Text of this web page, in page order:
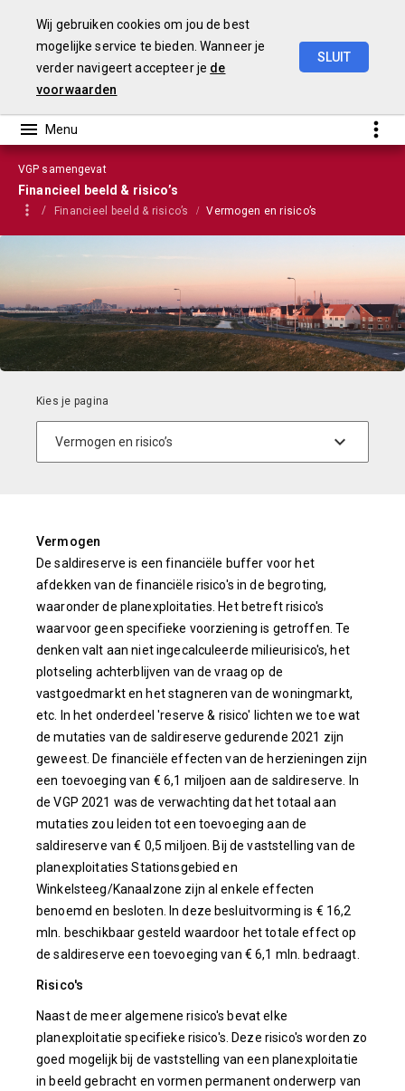
Wij gebruiken cookies om jou de best
mogelijke service te bieden. Wanneer je
verder navigeert accepteer je de
voorwaarden
SLUIT
VGP samengevat
Financieel beeld & risico’s
Financieel beeld & risico’s Vermogen en risico’s
Vermogen
De saldireserve is een financiële buffer voor het
afdekken van de financiële risico's in de begroting,
waaronder de planexploitaties. Het betreft risico's
waarvoor geen specifieke voorziening is getroffen. Te
denken valt aan niet ingecalculeerde milieurisico's, het
plotseling achterblijven van de vraag op de
vastgoedmarkt en het stagneren van de woningmarkt,
etc. In het onderdeel 'reserve & risico' lichten we toe wat
de mutaties van de saldireserve gedurende 2021 zijn
geweest. De financiële effecten van de herzieningen zijn
een toevoeging van € 6,1 miljoen aan de saldireserve. In
de VGP 2021 was de verwachting dat het totaal aan
mutaties zou leiden tot een toevoeging aan de
saldireserve van € 0,5 miljoen. Bij de vaststelling van de
planexploitaties Stationsgebied en
Winkelsteeg/Kanaalzone zijn al enkele effecten
benoemd en besloten. In deze besluitvorming is € 16,2
mln. beschikbaar gesteld waardoor het totale effect op
de saldireserve een toevoeging van € 6,1 mln. bedraagt.
Risico's
Naast de meer algemene risico's bevat elke
planexploitatie specifieke risico's. Deze risico's worden zo
goed mogelijk bij de vaststelling van een planexploitatie
in beeld gebracht en vormen permanent onderwerp van